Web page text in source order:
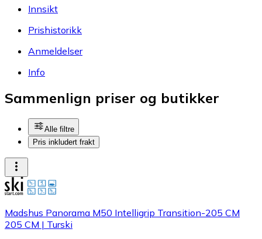
Innsikt
Prishistorikk
Anmeldelser
Info
Sammenlign priser og butikker
Alle filtre
Pris inkludert frakt
Madshus Panorama M50 Intelligrip Transition-205 CM
205 CM | Turski